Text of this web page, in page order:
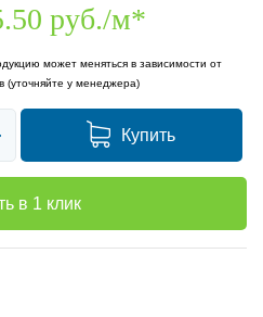
руб./м*
может меняться в зависимости от
(уточняйте у менеджера)
Купить
в 1 клик